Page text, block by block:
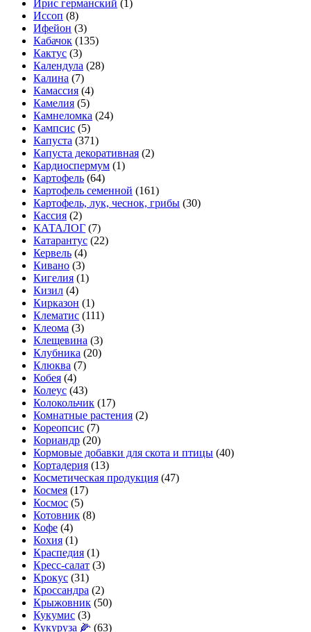
Ирис германский (1)
Иссоп (8)
Ифейон (3)
Кабачок (135)
Кактус (3)
Календула (28)
Калина (7)
Камассия (4)
Камелия (5)
Камнеломка (24)
Кампсис (5)
Капуста (371)
Капуста декоративная (2)
Кардиоспермум (1)
Картофель (64)
Картофель семенной (161)
Картофель, лук, чеснок, грибы (30)
Кассия (2)
КАТАЛОГ (7)
Катарантус (22)
Кервель (4)
Кивано (3)
Кигелия (1)
Кизил (4)
Кирказон (1)
Клематис (111)
Клеома (3)
Клещевина (3)
Клубника (20)
Клюква (7)
Кобея (4)
Колеус (43)
Колокольчик (17)
Комнатные растения (2)
Кореопсис (7)
Кориандр (20)
Кормовые добавки для скота и птицы (40)
Кортадерия (13)
Косметическая продукция (47)
Космея (17)
Космос (5)
Котовник (8)
Кофе (4)
Кохия (1)
Краспедия (1)
Кресс-салат (3)
Крокус (31)
Кроссандра (2)
Крыжовник (50)
Кукумис (3)
Кукуруза 🌽 (63)